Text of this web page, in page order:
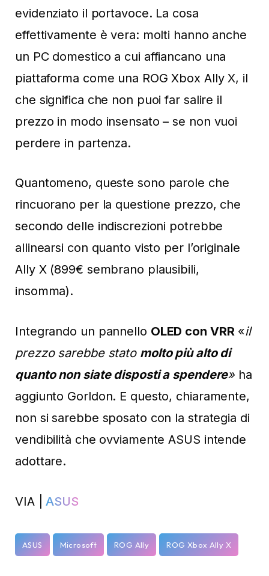
evidenziato il portavoce. La cosa
effettivamente è vera: molti hanno anche
un PC domestico a cui affiancano una
piattaforma come una ROG Xbox Ally X, il
che significa che non puoi far salire il
prezzo in modo insensato – se non vuoi
perdere in partenza.
Quantomeno, queste sono parole che
rincuorano per la questione prezzo, che
secondo delle indiscrezioni potrebbe
allinearsi con quanto visto per l’originale
Ally X (899€ sembrano plausibili,
insomma).
Integrando un pannello OLED con VRR«il
prezzo sarebbe stato molto più alto di
quanto non siate disposti a spendere» ha
aggiunto Gorldon. E questo, chiaramente,
non si sarebbe sposato con la strategia di
vendibilità che ovviamente ASUS intende
adottare.
VIA |ASUS
ASUS Microsoft ROG Ally ROG Xbox Ally X